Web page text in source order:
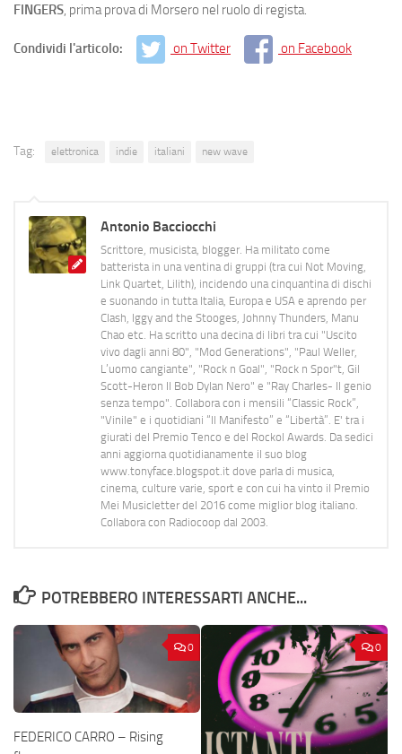
FINGERS, prima prova di Morsero nel ruolo di regista.
Condividi l'articolo: on Twitter on Facebook
Tag: elettronica indie italiani new wave
Antonio Bacciocchi
Scrittore, musicista, blogger. Ha militato come
batterista in una ventina di gruppi (tra cui Not Moving,
Link Quartet, Lilith), incidendo una cinquantina di dischi
e suonando in tutta Italia, Europa e USA e aprendo per
Clash, Iggy and the Stooges, Johnny Thunders, Manu
Chao etc. Ha scritto una decina di libri tra cui "Uscito
vivo dagli anni 80", "Mod Generations", "Paul Weller,
L’uomo cangiante", "Rock n Goal", "Rock n Spor"t, Gil
Scott-Heron Il Bob Dylan Nero" e "Ray Charles- Il genio
senza tempo". Collabora con i mensili “Classic Rock”,
"Vinile" e i quotidiani “Il Manifesto” e “Libertà”. E' tra i
giurati del Premio Tenco e del Rockol Awards. Da sedici
anni aggiorna quotidianamente il suo blog
www.tonyface.blogspot.it dove parla di musica,
cinema, culture varie, sport e con cui ha vinto il Premio
Mei Musicletter del 2016 come miglior blog italiano.
Collabora con Radiocoop dal 2003.
POTREBBERO INTERESSARTI ANCHE...
0
FEDERICO CARRO – Rising
0